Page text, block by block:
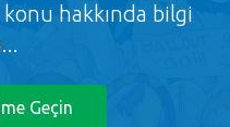
hakkında bilgi
Geçin